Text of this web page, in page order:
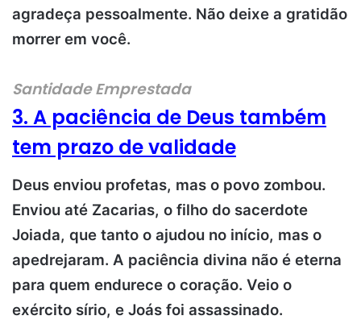
agradeça pessoalmente. Não deixe a gratidão
morrer em você.
Santidade Emprestada
3. A paciência de Deus também
tem prazo de validade
Deus enviou profetas, mas o povo zombou.
Enviou até Zacarias, o filho do sacerdote
Joiada, que tanto o ajudou no início, mas o
apedrejaram. A paciência divina não é eterna
para quem endurece o coração. Veio o
exército sírio, e Joás foi assassinado.